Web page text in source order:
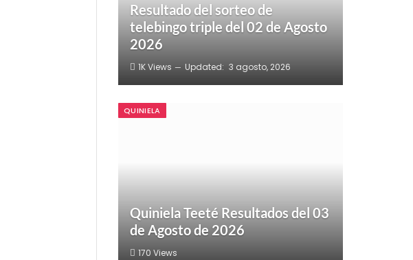
Resultado del sorteo de
telebingo triple del 02 de Agosto
2026
1KViews Updated: 3 agosto, 2026
QUINIELA
Quiniela Teeté Resultados del 03
de Agosto de 2026
170 Views